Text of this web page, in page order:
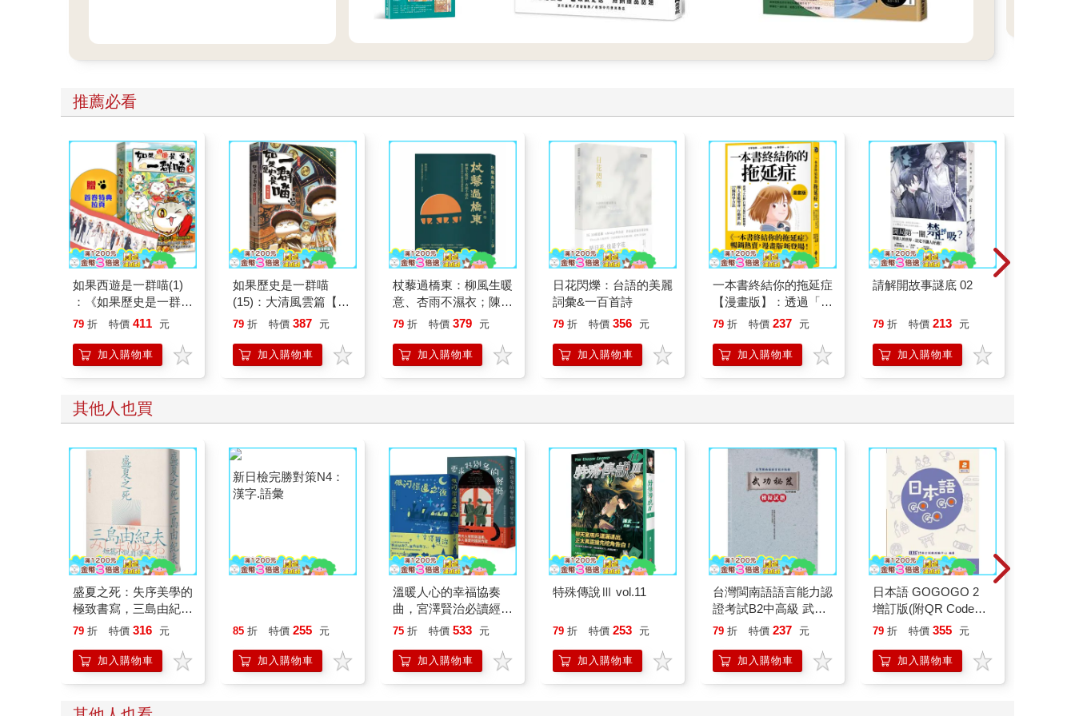
推薦必看
如果西遊是一群喵(1)
：《如果歷史是一群
喵》作者最新力作，附
79 折 特價 411 元
加入購物車
如果歷史是一群喵
(15)：大清風雲篇【萌
貓漫畫學歷史】
79 折 特價 387 元
加入購物車
杖藜過橋東：柳風生暖
意、杏雨不濕衣；陳亮
恭談以心轉境的適齡漫
79 折 特價 379 元
加入購物車
日花閃爍：台語的美麗
詞彙&一百首詩
79 折 特價 356 元
加入購物車
一本書終結你的拖延症
【漫畫版】：透過「小
行動」打開大腦的行動
「行動派」的37個科
學方法
79 折 特價 237 元
加入購物車
請解開故事謎底 02
79 折 特價 213 元
加入購物車
其他人也買
盛夏之死：失序美學的
極致書寫，三島由紀夫
短篇小說自選集
79 折 特價 316 元
加入購物車
85 折 特價 255 元
加入購物車
溫暖人心的幸福協奏
曲，宮澤賢治必讀經典
套書【銀河鐵道之夜＋
75 折 特價 533 元
加入購物車
特殊傳說Ⅲ vol.11
79 折 特價 253 元
加入購物車
台灣閩南語語言能力認
證考試B2中高級 武功
祕笈模擬試題(附音檔
79 折 特價 237 元
加入購物車
日本語 GOGOGO 2
增訂版(附QR Code音
檔)
79 折 特價 355 元
加入購物車